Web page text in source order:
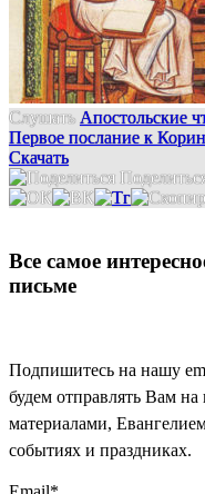
Слушать Апостольские
Первое послание к
Скачать
Все самое
письме
Подпишитесь на нашу
будем отправлять Вам
материалами,
событиях и праздниках.